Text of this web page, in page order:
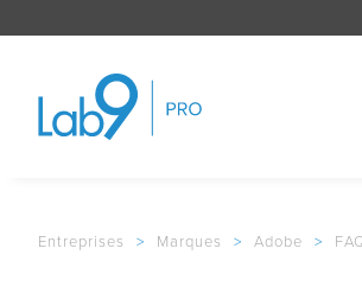
Entreprises > Marques > Adobe >